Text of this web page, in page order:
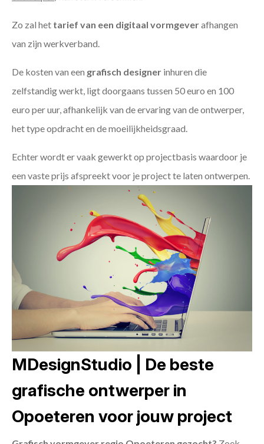
Zo zal het tarief van een digitaal vormgeverafhangen
van zijn werkverband.
De kosten van een grafisch designer inhuren die
zelfstandig werkt, ligt doorgaans tussen 50 euro en 100
euro per uur, afhankelijk van de ervaring van de ontwerper,
het type opdracht en de moeilijkheidsgraad.
Echter wordt er vaak gewerkt op projectbasis waardoor je
een vaste prijs afspreekt voor je project te laten ontwerpen.
MDesignStudio | De beste
grafische ontwerper in
Opoeteren voor jouw project